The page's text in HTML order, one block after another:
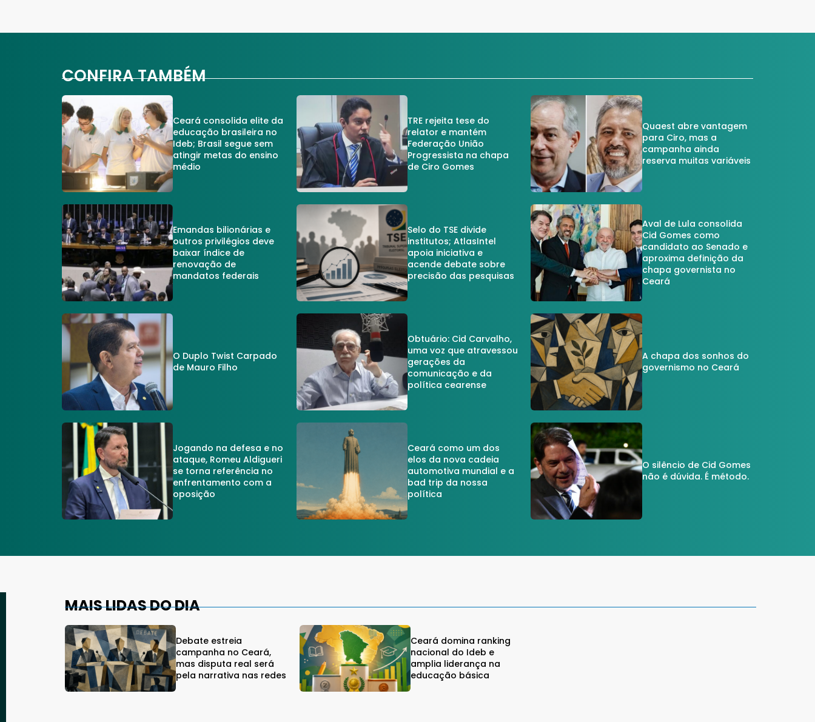
CONFIRA TAMBÉM
Ceará consolida elite da
educação brasileira no
Ideb; Brasil segue sem
atingir metas do ensino
médio
TRE rejeita tese do
relator e mantém
Federação União
Progressista na chapa
de Ciro Gomes
Quaest abre vantagem
para Ciro, mas a
campanha ainda
reserva muitas variáveis
Emandas bilionárias e
outros privilégios deve
baixar índice de
renovação de
mandatos federais
Selo do TSE divide
institutos; AtlasIntel
apoia iniciativa e
acende debate sobre
precisão das pesquisas
Aval de Lula consolida
Cid Gomes como
candidato ao Senado e
aproxima definição da
chapa governista no
Ceará
O Duplo Twist Carpado
de Mauro Filho
Obtuário: Cid Carvalho,
uma voz que atravessou
gerações da
comunicação e da
política cearense
A chapa dos sonhos do
governismo no Ceará
Jogando na defesa e no
ataque, Romeu Aldigueri
se torna referência no
enfrentamento com a
oposição
Ceará como um dos
elos da nova cadeia
automotiva mundial e a
bad trip da nossa
política
O silêncio de Cid Gomes
não é dúvida. É método.
MAIS LIDAS DO DIA
Debate estreia
campanha no Ceará,
mas disputa real será
pela narrativa nas redes
Ceará domina ranking
nacional do Ideb e
amplia liderança na
educação básica